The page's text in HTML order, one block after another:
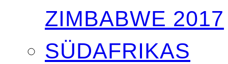
ZIMBABWE 2017
SÜDAFRIKAS